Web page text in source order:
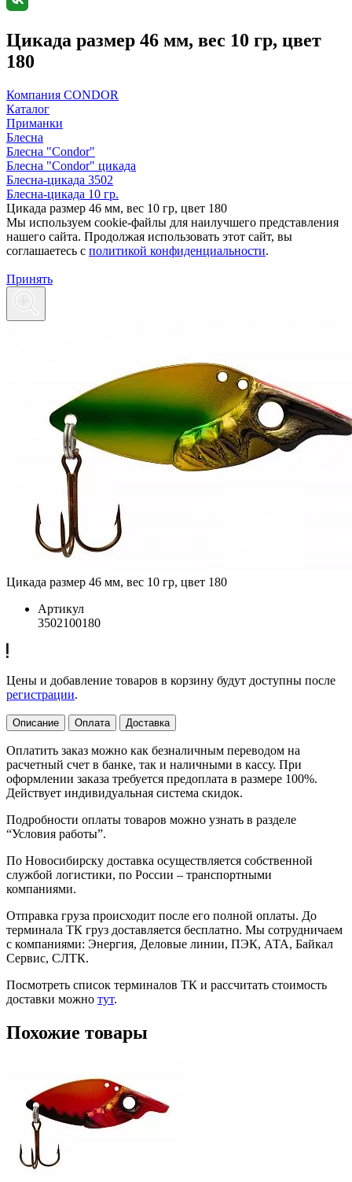
Цикада размер 46 мм, вес 10 гр, цвет
180
Компания CONDOR
Каталог
Приманки
Блесна
Блесна "Condor"
Блесна "Condor" цикада
Блесна-цикада 3502
Блесна-цикада 10 гр.
Цикада размер 46 мм, вес 10 гр, цвет 180
Мы используем cookie-файлы для наилучшего представления
нашего сайта. Продолжая использовать этот сайт, вы
соглашаетесь c политикой конфиденциальности.
Принять
Цикада размер 46 мм, вес 10 гр, цвет 180
Артикул
3502100180
Цены и добавление товаров в корзину будут доступны после
регистрации.
Описание Оплата Доставка
Оплатить заказ можно как безналичным переводом на
расчетный счет в банке, так и наличными в кассу. При
оформлении заказа требуется предоплата в размере 100%.
Действует индивидуальная система скидок.
Подробности оплаты товаров можно узнать в разделе
“Условия работы”.
По Новосибирску доставка осуществляется собственной
службой логистики, по России – транспортными
компаниями.
Отправка груза происходит после его полной оплаты. До
терминала ТК груз доставляется бесплатно. Мы сотрудничаем
с компаниями: Энергия, Деловые линии, ПЭК, АТА, Байкал
Сервис, СЛТК.
Посмотреть список терминалов ТК и рассчитать стоимость
доставки можно тут.
Похожие товары